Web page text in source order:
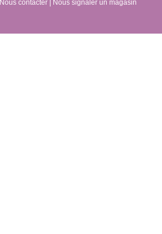
Nous contacter | Nous signaler un magasin